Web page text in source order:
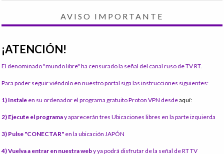
AVISO IMPORTANTE
¡ATENCIÓN!
El denominado "mundo libre" ha censurado la señal del canal ruso de TV RT.
Para poder seguir viéndolo en nuestro portal siga las instrucciones siguientes:
1) Instale en su ordenador el programa gratuito Proton VPN desdeaquí:
2) Ejecute el programay aparecerán tres Ubicaciones libres en la parte izquierda
3) Pulse "CONECTAR" en la ubicación JAPÓN
4) Vuelva a entrar en nuestra weby ya podrá disfrutar de la señal de RT TV